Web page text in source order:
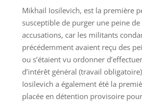
Mikhail Iosilevich, est la première
susceptible de purger une peine
accusations, car les militants
précédemment avaient reçu des
ou s’étaient vu ordonner
d’intérêt général (travail
Iosilevich a également été la
placée en détention provisoire